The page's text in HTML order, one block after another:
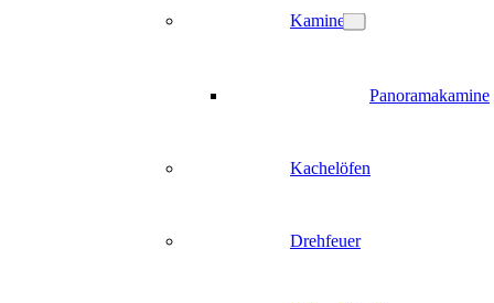
Kamine
Panoramakamine
Kachelöfen
Drehfeuer